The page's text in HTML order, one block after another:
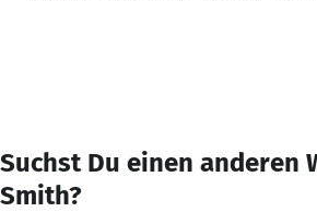
Suchst Du einen anderen
Smith?